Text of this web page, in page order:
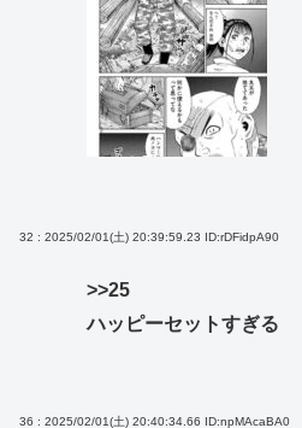
32 : 2025/02/01(土) 20:39:59.23 ID:rDFidpA90
>>25
ハッピーセットすぎる
36 : 2025/02/01(土) 20:40:34.66 ID:npMAcaBA0